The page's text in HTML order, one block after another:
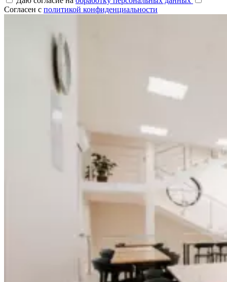
Согласен с политикой конфиденциальности